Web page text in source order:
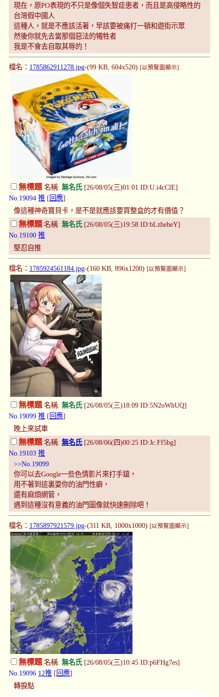
現在，原PO表現的不只是像個失智症患者，而且是高侵略性的
台灣假中國人
這種人，就是不應該活著，早該要被痛打一頓和遊街示眾
然後你就先去當那個惡法的犧牲者
我是不會去自取其辱的！
檔名： 1785862911278.jpg-(99 KB, 604x520) [以預覽圖顯示]
無標題名稱: 無名氏[26/08/05(三)01:01 ID:U.i4cClE]
No.19094 推 [ 回應]
像這種神奇寶貝卡，是不是就應該要買整盒的才有價值？
無標題 名稱: 無名氏[26/08/05(三)19:58 ID:bLzheheY]
No.19100 推
堅忍自推
檔名： 1785924561184.jpg-(160 KB, 896x1200) [以預覽圖顯示]
無標題名稱: 無名氏[26/08/05(三)18:09 ID:5N2oWhUQ]
No.19099 推 [ 回應]
晚上來試車
無標題 名稱: 無名氏[26/08/06(四)00:25 ID:Jc.Ff5bg]
No.19103 推
>>No.19099
你可以去Google一些色情影片來打手鎗，
用不著到這裏耍你的油門性癖，
還有麻煩網管，
遇到這種沒有意義的油門圖像就快速刪除吧！
檔名： 1785897921579.jpg-(311 KB, 1000x1000) [以預覽圖顯示]
無標題名稱: 無名氏[26/08/05(三)10:45 ID:p6FHg7es]
No.19096 12推 [ 回應]
轉捩點